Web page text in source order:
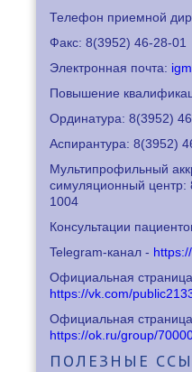
Телефон приемной
Факс: 8(3952) 46-28-01
Электронная почта:
Повышение
Ординатура: 8(3952)
Аспирантура: 8(3952)
Мультипрофильный
симуляционный центр:
1004
Консультации
Telegram-канал -
Официальная
https://vk.com/
Официальная
https://ok.ru/group/
ПОЛЕЗНЫЕ